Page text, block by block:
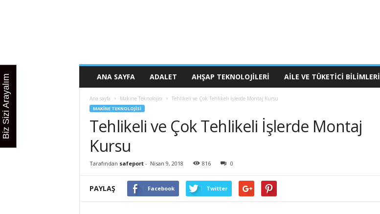
ANA SAYFA ADALET AHŞAP TEKNOLOJILERI AILE VE TÜKETICI BILIMLERI
Ana sayfa Makine Teknolojisi Tehlikeli ve Çok Tehlikeli İşlerde Montaj Kursu
MAKINE TEKNOLOJISI
Tehlikeli ve Çok Tehlikeli İşlerde Montaj
Kursu
Tarafından safeport- Nisan 9, 2018 816 0
PAYLAŞ Facebook Twitter
Biz Sizi Arayalım